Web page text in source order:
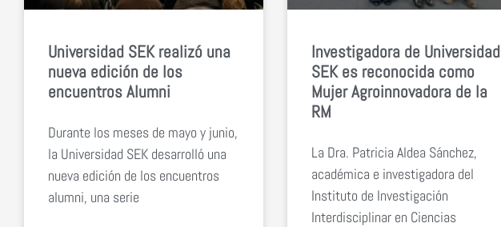
Universidad SEK realizó una
nueva edición de los
encuentros Alumni
Durante los meses de mayo y junio,
la Universidad SEK desarrolló una
nueva edición de los encuentros
alumni, una serie
Investigadora de Universidad
SEK es reconocida como
Mujer Agroinnovadora de la
RM
La Dra. Patricia Aldea Sánchez,
académica e investigadora del
Instituto de Investigación
Interdisciplinar en Ciencias